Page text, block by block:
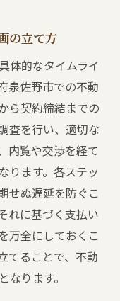
の立て方
体的なタイムライ
泉佐野市での不動
ら契約締結までの
査を行い、適切な
内覧や交渉を経て
ります。各ステッ
せぬ遅延を防ぐこ
れに基づく支払い
万全にしておくこ
てることで、不動
ります。